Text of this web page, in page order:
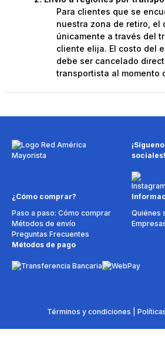
Para clientes que se
nuestra zona de retiro, el
únicamente a través del
cliente elija. El costo del
debe ser cancelado
transportista al momento
sociales!
¿Cómo comprar?
Paso a paso: Cómo comprar
Métodos de envío
Preguntas Frecuentes
Quiénes
Métodos de pago
Términos y condiciones |